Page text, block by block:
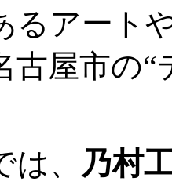
るアート
古屋市の
、 乃村